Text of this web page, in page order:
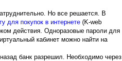
Но все решается. В
для покупок в интернете(K-web
действия. Одноразовые пароли для
кабинет можно найти на
банк разрешил. Необходимо через